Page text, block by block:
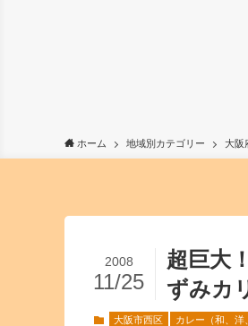
ホーム 地域別カテゴリー 大阪
超巨大
ずみカ
2008
11/25
大阪市西区 カレー（和、洋